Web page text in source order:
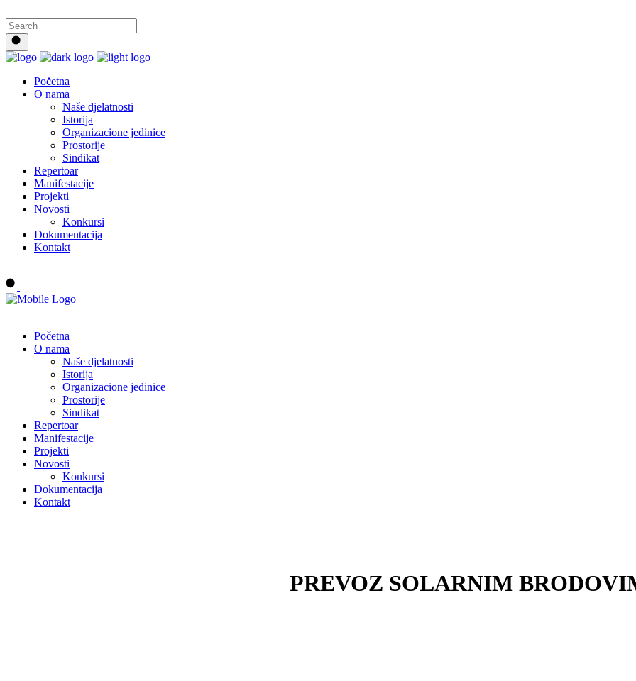
Početna
O nama
Naše djelatnosti
Istorija
Organizacione jedinice
Prostorije
Sindikat
Repertoar
Manifestacije
Projekti
Novosti
Konkursi
Dokumentacija
Kontakt
Početna
O nama
Naše djelatnosti
Istorija
Organizacione jedinice
Prostorije
Sindikat
Repertoar
Manifestacije
Projekti
Novosti
Konkursi
Dokumentacija
Kontakt
PREVOZ SOLARNIM